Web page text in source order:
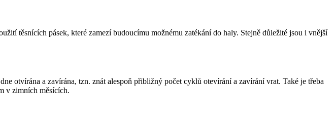
těsnících pásek, které zamezí budoucímu možnému zatékání do haly. Stejně důležité jsou i vnější
otvírána a zavírána, tzn. znát alespoň přibližný počet cyklů otevírání a zavírání vrat. Také je třeba
v zimních měsících.